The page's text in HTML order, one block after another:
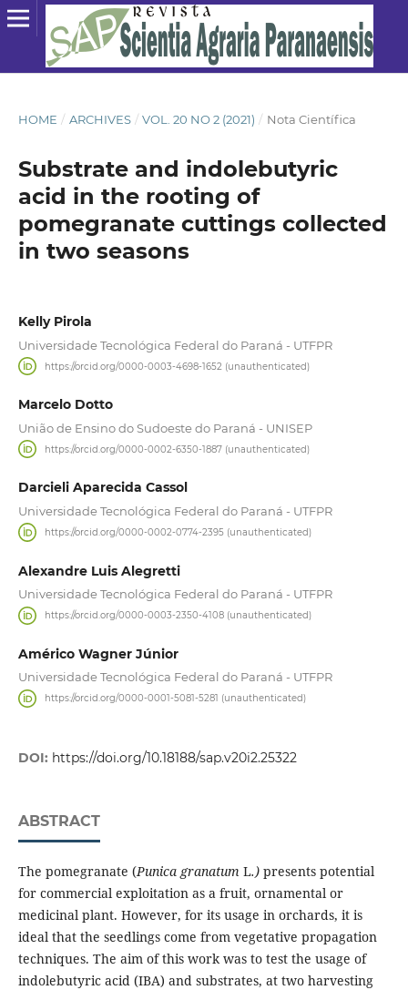
HOME / ARCHIVES / VOL. 20 NO 2 (2021) / Nota Científica
Substrate and indolebutyric
acid in the rooting of
pomegranate cuttings collected
in two seasons
Kelly Pirola
Universidade Tecnológica Federal do Paraná - UTFPR
https://orcid.org/0000-0003-4698-1652 (unauthenticated)
Marcelo Dotto
União de Ensino do Sudoeste do Paraná - UNISEP
https://orcid.org/0000-0002-6350-1887 (unauthenticated)
Darcieli Aparecida Cassol
Universidade Tecnológica Federal do Paraná - UTFPR
https://orcid.org/0000-0002-0774-2395 (unauthenticated)
Alexandre Luis Alegretti
Universidade Tecnológica Federal do Paraná - UTFPR
https://orcid.org/0000-0003-2350-4108 (unauthenticated)
Américo Wagner Júnior
Universidade Tecnológica Federal do Paraná - UTFPR
https://orcid.org/0000-0001-5081-5281 (unauthenticated)
DOI: https://doi.org/10.18188/sap.v20i2.25322
ABSTRACT
The pomegranate (Punica granatum L.)presents potential
for commercial exploitation as a fruit, ornamental or
medicinal plant. However, for its usage in orchards, it is
ideal that the seedlings come from vegetative propagation
techniques. The aim of this work was to test the usage of
indolebutyric acid (IBA) and substrates, at two harvesting